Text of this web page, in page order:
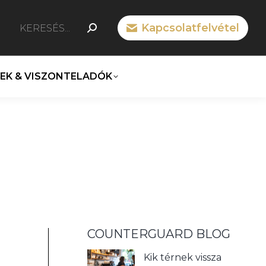
SEARCH: Kapcsolatfelvétel
& VISZONTELADÓK
COUNTERGUARD BLOG
Kik térnek vissza